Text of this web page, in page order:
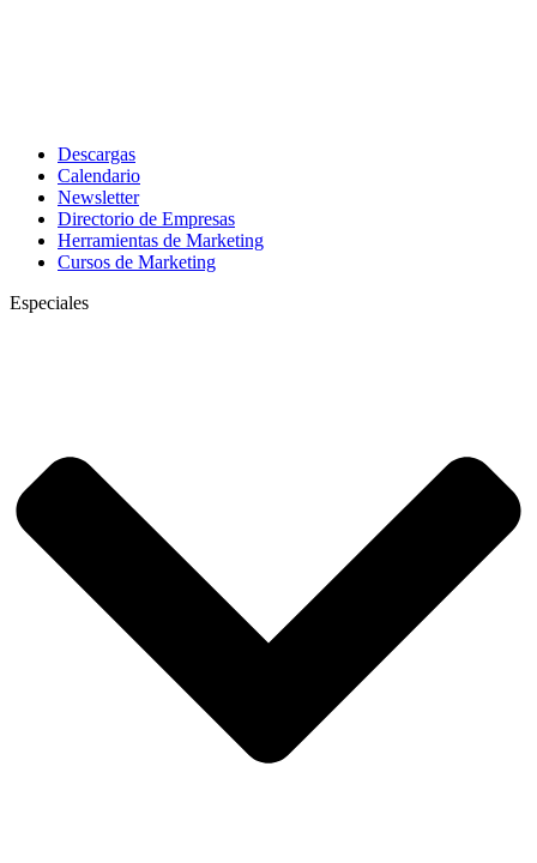
Descargas
Calendario
Newsletter
Directorio de Empresas
Herramientas de Marketing
Cursos de Marketing
Especiales